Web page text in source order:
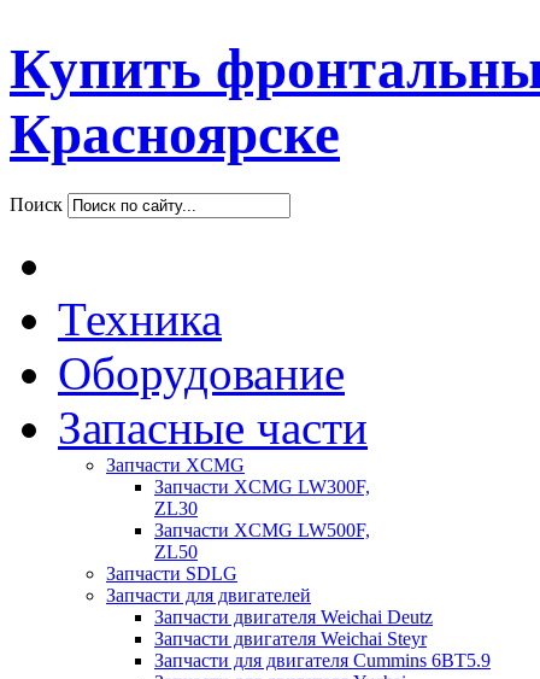
Купить
Красноярске
Поиск
Техника
Оборудование
Запасные части
Запчасти XCMG
Запчасти XCMG LW300F,
ZL30
Запчасти XCMG LW500F,
ZL50
Запчасти SDLG
Запчасти для двигателей
Запчасти двигателя Weichai Deutz
Запчасти двигателя Weichai Steyr
Запчасти для двигателя Cummins 6BT5.9